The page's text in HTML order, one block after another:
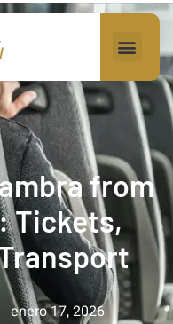
from
Tickets,
enero 17, 2026